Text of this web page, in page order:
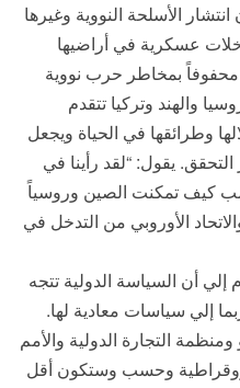
الأسلحة النووية وغيرها
عسكرية في أراضيها
محفوفاً بمخاطر حرب نووية
والهند وتركيا تتقدم
وطرائقها في الحياة ويجعل
التحقق. يقول: “لقد رأينا في
كيف تمكنت الصين وروسياً
الأوروبي من التدخل في
إلي أن السياسة الدولية تتجه
إلي سياسات معادية لها.
التجارة الدولية والأمم
وحسب وستكون أقل